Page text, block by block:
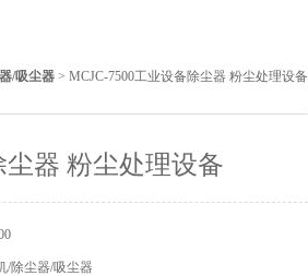
/吸尘器 > MCJC-7500工业设备除尘器 粉尘处理设备
器 粉尘处理设备
/除尘器/吸尘器